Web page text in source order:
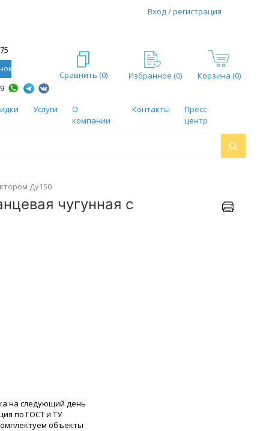
Вход / регистрация
Сравнить (0) Избранное (0) Корзина (0)
Услуги
О
компании
Контакты
Пресс-
центр
Ду150
чугунная с
на следующий день
по ГОСТ и ТУ
объекты